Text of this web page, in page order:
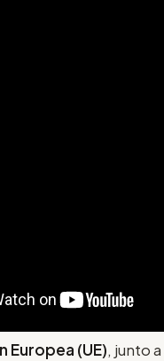
Europea (UE), junto